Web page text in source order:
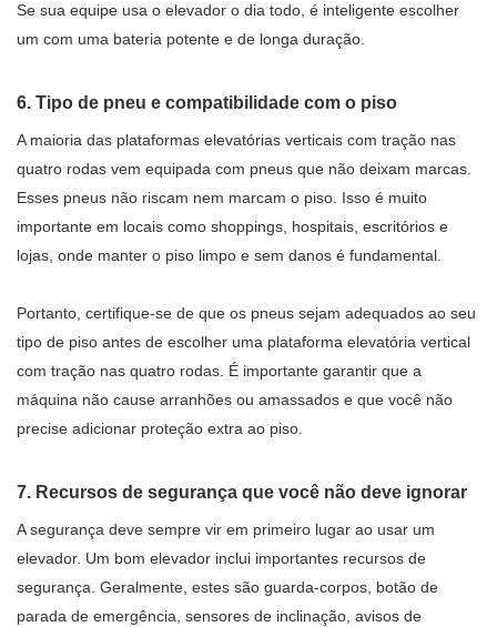
Se sua equipe usa o elevador o dia todo, é inteligente escolher
um com uma bateria potente e de longa duração.
6. Tipo de pneu e compatibilidade com o piso
A maioria das plataformas elevatórias verticais com tração nas
quatro rodas vem equipada com pneus que não deixam marcas.
Esses pneus não riscam nem marcam o piso. Isso é muito
importante em locais como shoppings, hospitais, escritórios e
lojas, onde manter o piso limpo e sem danos é fundamental.
Portanto, certifique-se de que os pneus sejam adequados ao seu
tipo de piso antes de escolher uma plataforma elevatória vertical
com tração nas quatro rodas. É importante garantir que a
máquina não cause arranhões ou amassados ​​e que você não
precise adicionar proteção extra ao piso.
7. Recursos de segurança que você não deve ignorar
A segurança deve sempre vir em primeiro lugar ao usar um
elevador. Um bom elevador inclui importantes recursos de
segurança. Geralmente, estes são guarda-corpos, botão de
parada de emergência, sensores de inclinação, avisos de